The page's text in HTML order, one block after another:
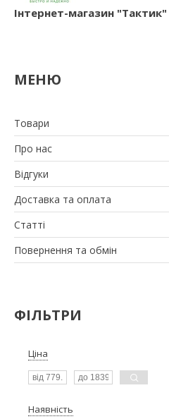
Інтернет-магазин "Тактик"
Товари
Про нас
Відгуки
Доставка та оплата
Статті
Повернення та обмін
ФІЛЬТРИ
Ціна
Наявність